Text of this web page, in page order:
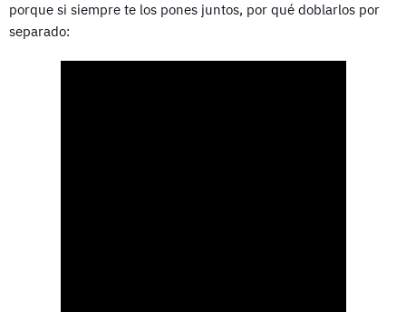
porque si siempre te los pones juntos, por qué doblarlos por
separado: